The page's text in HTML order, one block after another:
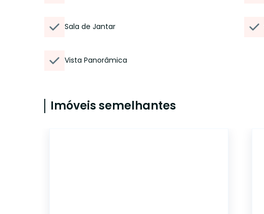
Sala de Jantar
Vista Panorâmica
Imóveis semelhantes